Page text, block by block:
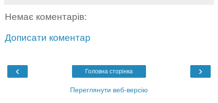
Немає коментарів:
Дописати коментар
‹ ›
Головна сторінка
Переглянути веб-версію